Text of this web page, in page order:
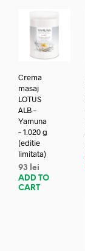
Crema
masaj
LOTUS
ALB –
Yamuna
– 1.020 g
(editie
limitata)
93
lei
ADD TO
CART